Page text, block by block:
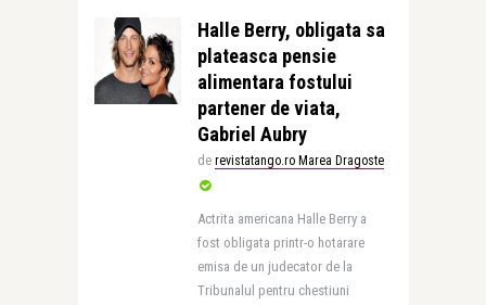
Halle Berry, obligata sa
plateasca pensie
alimentara fostului
partener de viata,
Gabriel Aubry
de revistatango.ro Marea Dragoste
Actrita americana Halle Berry a
fost obligata printr-o hotarare
emisa de un judecator de la
Tribunalul pentru chestiuni